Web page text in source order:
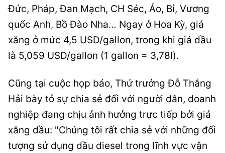
Đức, Pháp, Đan Mạch, CH Séc, Áo, Bỉ, Vương
quốc Anh, Bồ Đào Nha… Ngay ở Hoa Kỳ, giá
xăng ở mức 4,5 USD/gallon, trong khi giá dầu
là 5,059 USD/gallon (1 gallon = 3,78l).
Cũng tại cuộc họp báo, Thứ trưởng Đỗ Thắng
Hải bày tỏ sự chia sẻ đối với người dân, doanh
nghiệp đang chịu ảnh hưởng trực tiếp bởi giá
xăng dầu: "Chúng tôi rất chia sẻ với những đối
tượng sử dụng dầu diesel trong lĩnh vực vận